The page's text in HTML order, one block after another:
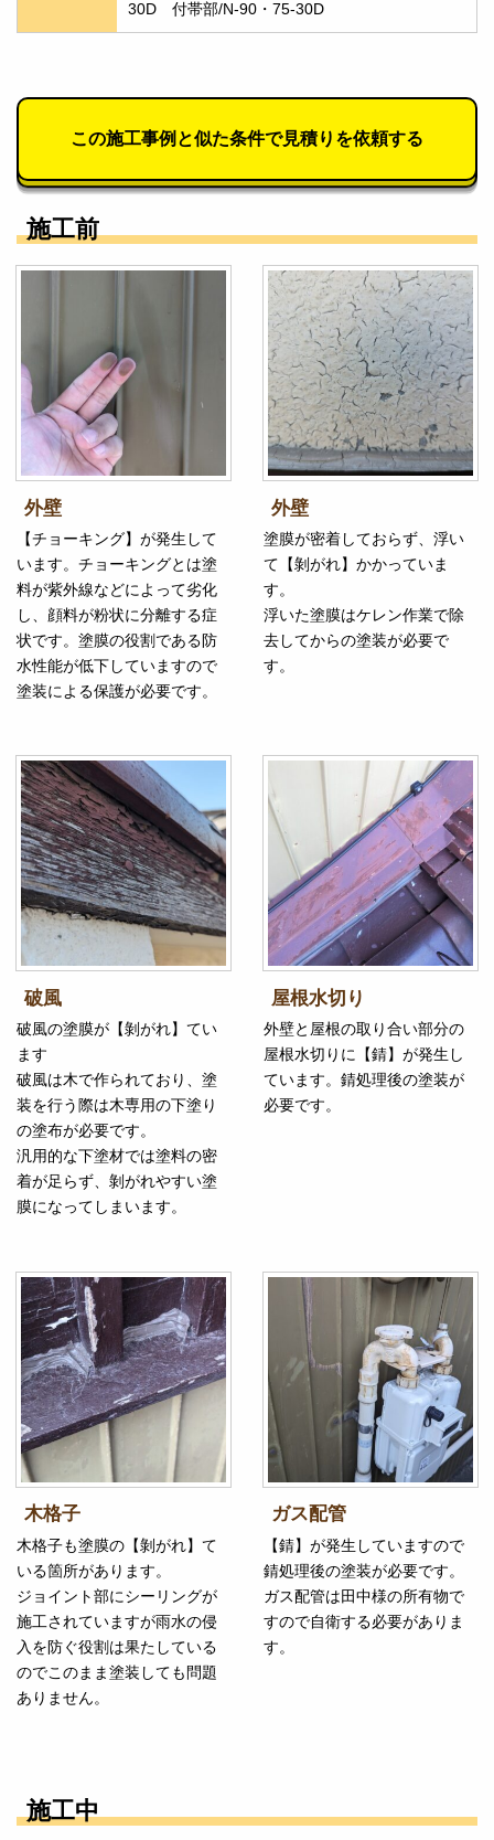
30D　付帯部/N-90・75-30D
この施工事例と似た条件で見積りを依頼する
施工前
外壁
【チョーキング】が発生して
います。チョーキングとは塗
料が紫外線などによって劣化
し、顔料が粉状に分離する症
状です。塗膜の役割である防
水性能が低下していますので
塗装による保護が必要です。
外壁
塗膜が密着しておらず、浮い
て【剝がれ】かかっていま
す。
浮いた塗膜はケレン作業で除
去してからの塗装が必要で
す。
破風
破風の塗膜が【剝がれ】てい
ます
破風は木で作られており、塗
装を行う際は木専用の下塗り
の塗布が必要です。
汎用的な下塗材では塗料の密
着が足らず、剝がれやすい塗
膜になってしまいます。
屋根水切り
外壁と屋根の取り合い部分の
屋根水切りに【錆】が発生し
ています。錆処理後の塗装が
必要です。
木格子
木格子も塗膜の【剝がれ】て
いる箇所があります。
ジョイント部にシーリングが
施工されていますが雨水の侵
入を防ぐ役割は果たしている
のでこのまま塗装しても問題
ありません。
ガス配管
【錆】が発生していますので
錆処理後の塗装が必要です。
ガス配管は田中様の所有物で
すので自衛する必要がありま
す。
施工中